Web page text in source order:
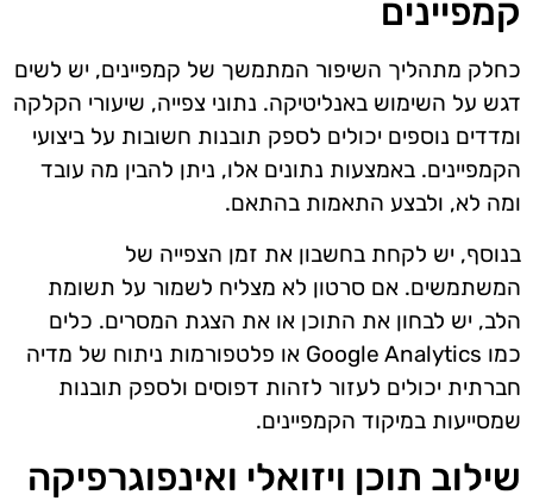
קמפיינים
כחלק מתהליך השיפור המתמשך של קמפיינים, יש לשים
דגש על השימוש באנליטיקה. נתוני צפייה, שיעורי הקלקה
ומדדים נוספים יכולים לספק תובנות חשובות על ביצועי
הקמפיינים. באמצעות נתונים אלו, ניתן להבין מה עובד
ומה לא, ולבצע התאמות בהתאם.
בנוסף, יש לקחת בחשבון את זמן הצפייה של
המשתמשים. אם סרטון לא מצליח לשמור על תשומת
הלב, יש לבחון את התוכן או את הצגת המסרים. כלים
כמו Google Analytics או פלטפורמות ניתוח של מדיה
חברתית יכולים לעזור לזהות דפוסים ולספק תובנות
שמסייעות במיקוד הקמפיינים.
שילוב תוכן ויזואלי ואינפוגרפיקה